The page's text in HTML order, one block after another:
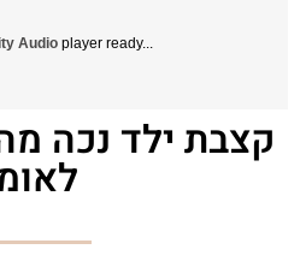
Audio player ready...
קצבת ילד נכה